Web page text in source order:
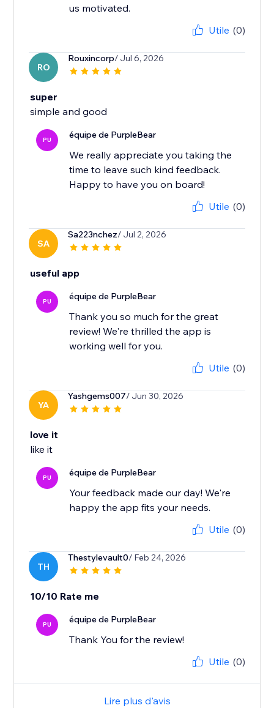
us motivated.
Utile (0)
RO
Rouxincorp/ Jul 6, 2026
super
simple and good
PU équipe de PurpleBear
We really appreciate you taking the
time to leave such kind feedback.
Happy to have you on board!
Utile (0)
SA
Sa223nchez/ Jul 2, 2026
useful app
PU équipe de PurpleBear
Thank you so much for the great
review! We're thrilled the app is
working well for you.
Utile (0)
YA
Yashgems007/ Jun 30, 2026
love it
like it
PU équipe de PurpleBear
Your feedback made our day! We're
happy the app fits your needs.
Utile (0)
TH
Thestylevault0/ Feb 24, 2026
10/10 Rate me
PU équipe de PurpleBear
Thank You for the review!
Utile (0)
Lire plus d'avis